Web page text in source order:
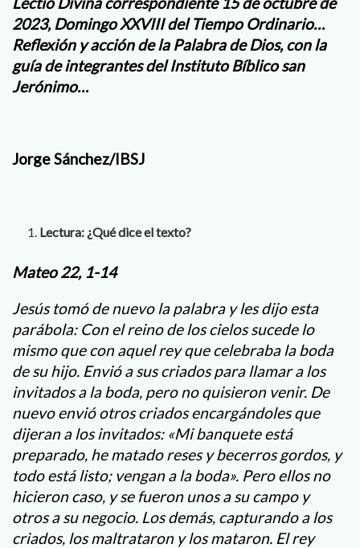
2023, Domingo XXVIII del Tiempo Ordinario…
Reflexión y acción de la Palabra de Dios, con la
guía de integrantes del Instituto Bíblico san
Jerónimo…
Jorge Sánchez/IBSJ
Lectura: ¿Qué dice el texto?
Mateo 22, 1-14
Jesús tomó de nuevo la palabra y les dijo esta
parábola: Con el reino de los cielos sucede lo
mismo que con aquel rey que celebraba la boda
de su hijo. Envió a sus criados para llamar a los
invitados a la boda, pero no quisieron venir. De
nuevo envió otros criados encargándoles que
dijeran a los invitados: «Mi banquete está
preparado, he matado reses y becerros gordos, y
todo está listo; vengan a la boda». Pero ellos no
hicieron caso, y se fueron unos a su campo y
otros a su negocio. Los demás, capturando a los
criados, los maltrataron y los mataron. El rey